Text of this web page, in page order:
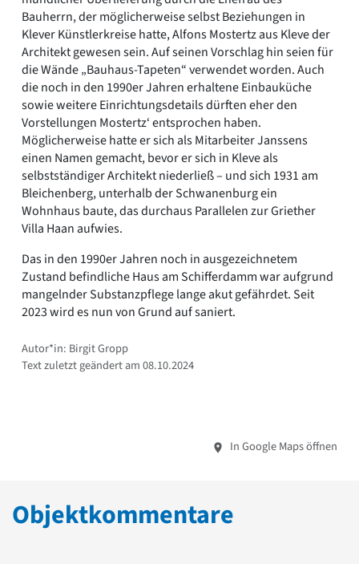
Bauherrn, der möglicherweise selbst Beziehungen in
Klever Künstlerkreise hatte, Alfons Mostertz aus Kleve der
Architekt gewesen sein. Auf seinen Vorschlag hin seien für
die Wände „Bauhaus-Tapeten“ verwendet worden. Auch
die noch in den 1990er Jahren erhaltene Einbauküche
sowie weitere Einrichtungsdetails dürften eher den
Vorstellungen Mostertz‘ entsprochen haben.
Möglicherweise hatte er sich als Mitarbeiter Janssens
einen Namen gemacht, bevor er sich in Kleve als
selbstständiger Architekt niederließ – und sich 1931 am
Bleichenberg, unterhalb der Schwanenburg ein
Wohnhaus baute, das durchaus Parallelen zur Griether
Villa Haan aufwies.
Das in den 1990er Jahren noch in ausgezeichnetem
Zustand befindliche Haus am Schifferdamm war aufgrund
mangelnder Substanzpflege lange akut gefährdet. Seit
2023 wird es nun von Grund auf saniert.
Autor*in: Birgit Gropp
Text zuletzt geändert am 08.10.2024
In Google Maps öffnen
Objektkommentare